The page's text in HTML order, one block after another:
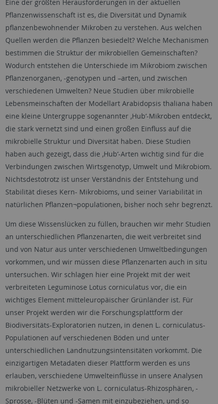
Eine der größten Herausforderungen in der aktuellen
Pflanzenwissenschaft ist es, die Diversität und Dynamik
pflanzenbewohnender Mikroben zu verstehen. Aus welchen
Quellen werden die Pflanzen besiedelt? Welche Mechanismen
bestimmen die Struktur der mikrobiellen Gemeinschaften?
Wodurch entstehen die Unterschiede im Mikrobiom zwischen
Pflanzenorganen, -genotypen und –arten, und zwischen
verschiedenen Umwelten? Neue Studien über mikrobielle
Lebensmeinschaften der Modellart Arabidopsis thaliana haben
eine kleine Untergruppe sogenannter ‚Hub‘-Mikroben entdeckt,
die stark vernetzt sind und einen großen Einfluss auf die
mikrobielle Struktur und Diversität haben. Diese Studien
haben auch gezeigt, dass die ‚Hub‘-Arten wichtig sind für die
Verbindungen zwischen Wirtsgenotyp, Umwelt und Mikrobiom.
Nichtsdestotrotz ist unser Verständnis der Entstehung und
Stabilität dieses Kern- Mikrobioms, und seiner Variabilität in
natürlichen Pflanzen¬populationen, bisher noch sehr begrenzt.
Um diese Wissenslücken zu füllen, brauchen wir mehr Studien
an unterschiedlichen Pflanzenarten, die weit verbreitet sind
und von Natur aus unter verschiedenen Umweltbedingungen
vorkommen, und wir müssen diese Pflanzenarten auch in situ
untersuchen. Wir schlagen hier eine Projekt mit der weit
verbreiteten Leguminose Lotus corniculatus vor, die ein
wichtiges Element mitteleuropäischer Grünländer ist. Für
unser Projekt werden wir die Forschungsplattform der
Biodiversitäts-Exploratorien nutzen, in denen L. corniculatus-
Populationen auf verschiedenen Böden und unter
unterschiedlichen Landnutzungsintensitäten vorkommt. Die
einzigartigen Metadaten dieser Plattform werden es uns
erlauben, verschiedene Umwelteinflüsse in unsere Analysen
mikrobieller Netzwerke von L. corniculatus-Rhizosphären, -
Sprosse, -Blüten und -Samen mit einzubeziehen, und so